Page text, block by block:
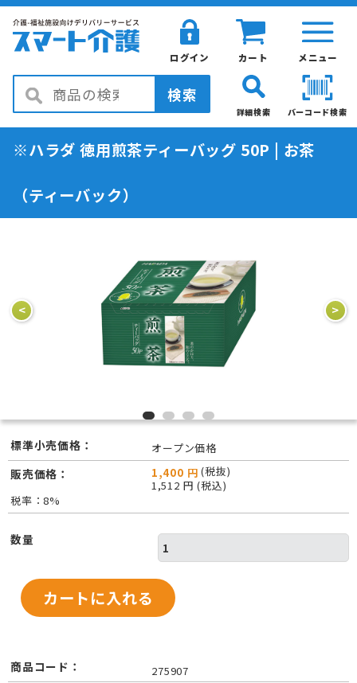
メニュー
カート
ログイン
検索
バーコード検索
詳細検索
※ハラダ 徳用煎茶ティーバッグ 50P | お茶
（ティーバック）
< >
標準小売価格： オープン価格
販売価格： 1,400 円 (税抜)
1,512 円 (税込)
税率：8%
数量
商品コード： 275907